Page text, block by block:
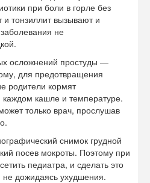
при боли в горле без
тонзиллит вызывают и
не
осложнений простуды —
для предотвращения
родители кормят
кашле и температуре.
только врач, прослушав
снимок грудной
посев мокроты. Поэтому при
педиатра, и сделать это
дожидаясь ухудшения.